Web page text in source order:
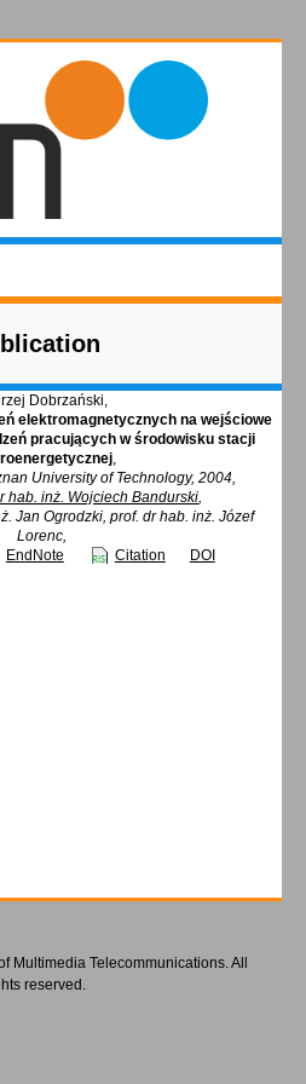
Dobrzański,
elektromagnetycznych na wejściowe
pracujących w środowisku stacji
,
University of Technology, 2004,
hab. inż. Wojciech Bandurski,
Jan Ogrodzki, prof. dr hab. inż. Józef
Lorenc,
EndNote Citation DOI
Multimedia Telecommunications. All
reserved.